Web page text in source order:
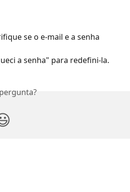
se o e-mail e a senha
a senha" para redefini-la.